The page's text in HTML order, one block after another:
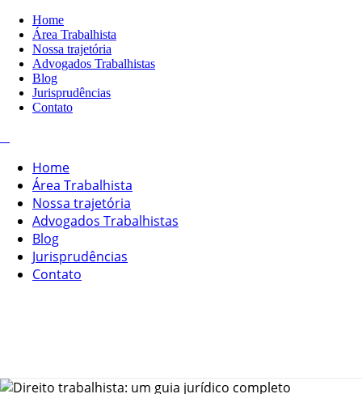
Home
Área Trabalhista
Nossa trajetória
Advogados Trabalhistas
Blog
Jurisprudências
Contato
Home
Área Trabalhista
Nossa trajetória
Advogados Trabalhistas
Blog
Jurisprudências
Contato